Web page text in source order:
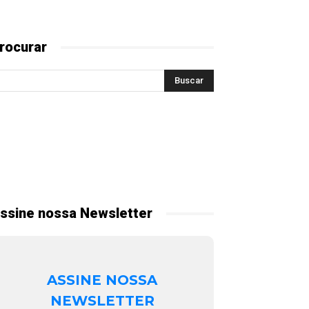
nossa Newsletter
ASSINE NOSSA
NEWSLETTER